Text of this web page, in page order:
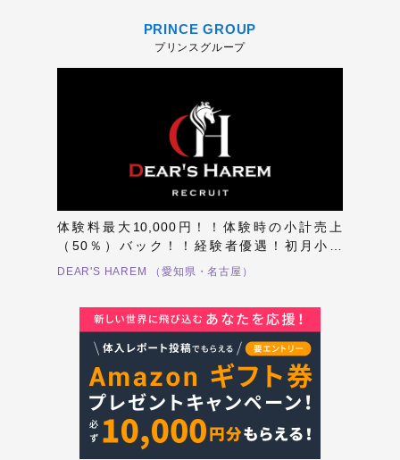
PRINCE GROUP
プリンスグループ
体験料最大10,000円！！体験時の小計売上
（50％）バック！！経験者優遇！初月小計
（120％）バック！！未経験、経験者共に数字
DEAR'S HAREM （愛知県・名古屋）